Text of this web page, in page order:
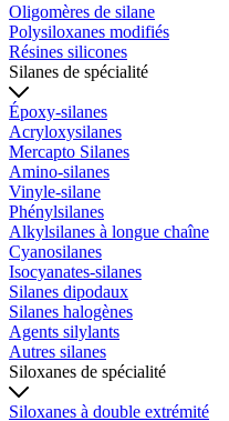
Oligomères de silane
Polysiloxanes modifiés
Résines silicones
Silanes de spécialité
Époxy-silanes
Acryloxysilanes
Mercapto Silanes
Amino-silanes
Vinyle-silane
Phénylsilanes
Alkylsilanes à longue chaîne
Cyanosilanes
Isocyanates-silanes
Silanes dipodaux
Silanes halogènes
Agents silylants
Autres silanes
Siloxanes de spécialité
Siloxanes à double extrémité